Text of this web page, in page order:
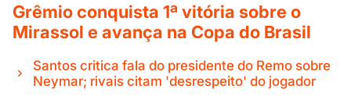
Grêmio conquista 1ª vitória sobre o
Mirassol e avança na Copa do Brasil
Santos critica fala do presidente do Remo sobre
Neymar; rivais citam 'desrespeito' do jogador